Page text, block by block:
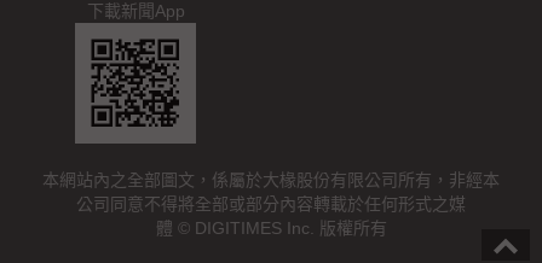
下載新聞App
本網站內之全部圖文，係屬於大椽股份有限公司所有，非經本
公司同意不得將全部或部分內容轉載於任何形式之媒
體 © DIGITIMES Inc. 版權所有